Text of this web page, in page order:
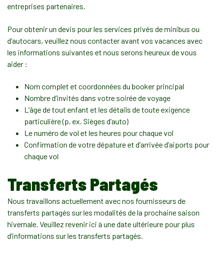
entreprises partenaires.
Pour obtenir un devis pour les services privés de minibus ou
d’autocars, veuillez nous contacter avant vos vacances avec
les informations suivantes et nous serons heureux de vous
aider :
Nom complet et coordonnées du booker principal
Nombre d’invités dans votre soirée de voyage
L’âge de tout enfant et les détails de toute exigence
particulière (p. ex. Sièges d’auto)
Le numéro de vol et les heures pour chaque vol
Confirmation de votre dépature et d’arrivée d’aiports pour
chaque vol
Transferts Partagés
Nous travaillons actuellement avec nos fournisseurs de
transferts partagés sur les modalités de la prochaine saison
hivernale. Veuillez revenir ici à une date ultérieure pour plus
d’informations sur les transferts partagés.